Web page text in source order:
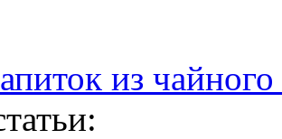
из чайного